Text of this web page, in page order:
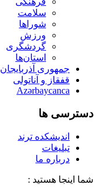
سلامت
شوراها
ورزش
گردشگری
استان‌ها
جمهوری آذربایجان
قفقاز و آناتولی
Azərbaycanca
دسترسی ها
اندیشکده ترند
تبلیغات
درباره ما
شما اینجا هستید :